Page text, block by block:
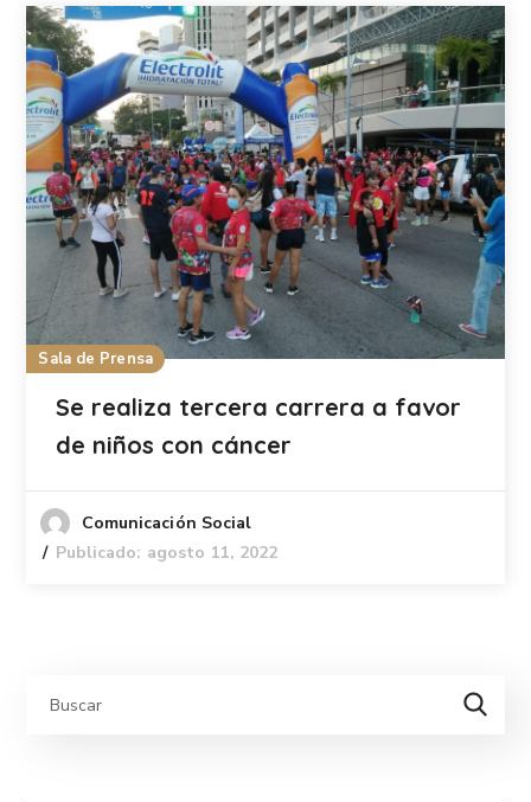
Sala de Prensa
Se realiza tercera carrera a favor
de niños con cáncer
Comunicación Social
Publicado: agosto 11, 2022